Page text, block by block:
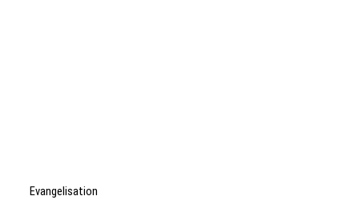
Evangelisation